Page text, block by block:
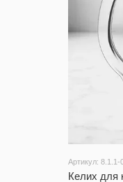
Артикул: 8.1.1-
Келих для